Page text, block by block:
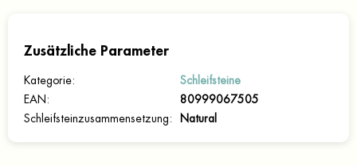
Zusätzliche Parameter
Kategorie:
Schleifsteine
EAN :
80999067505
Schleifsteinzusammensetzung : Natural